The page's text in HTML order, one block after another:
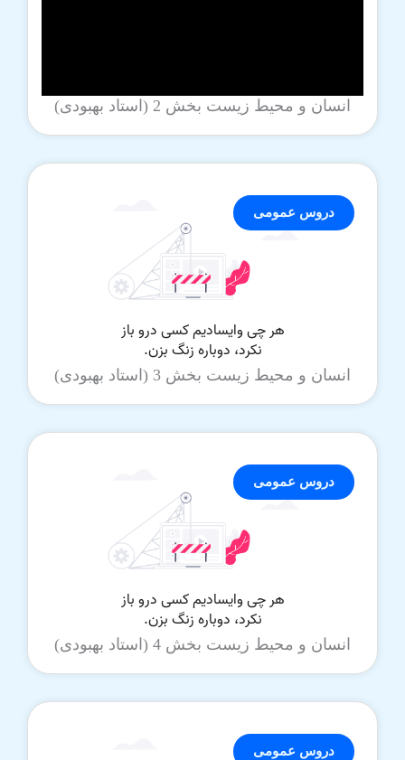
انسان و محیط زیست بخش 2 (استاد بهبودی)
انسان و محیط زیست بخش 3 (استاد بهبودی)
دروس عمومی
انسان و محیط زیست بخش 4 (استاد بهبودی)
دروس عمومی
دروس عمومی